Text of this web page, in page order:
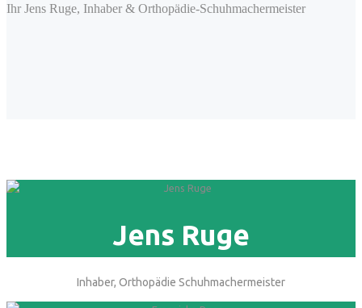
Ihr Jens Ruge, Inhaber & Orthopädie-Schuhmachermeister
Jens Ruge
Inhaber, Orthopädie Schuhmachermeister